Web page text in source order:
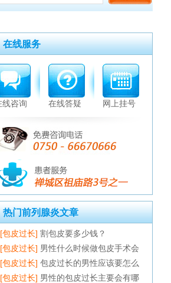
在线服务
线咨询 在线答疑 网上挂号
热门前列腺炎文章
[包皮过长] 割包皮要多少钱？
[包皮过长] 男性什么时候做包皮手术会
[包皮过长] 包皮过长的男性应该要怎么
[包皮过长] 男性的包皮过长主要会有哪